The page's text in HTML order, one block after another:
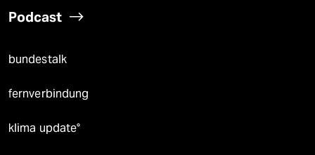
Podcast
bundestalk
fernverbindung
klima update°